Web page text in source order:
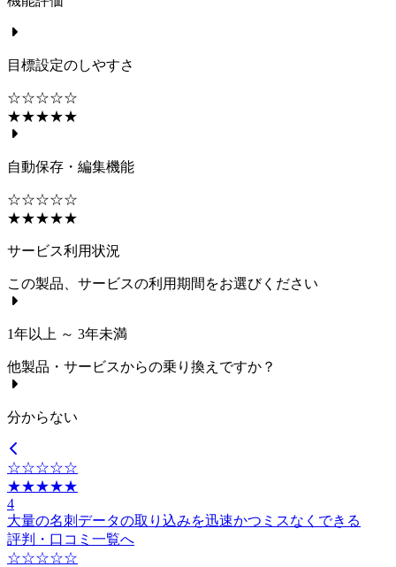
目標設定のしやすさ
☆☆☆☆☆
★★★★★
自動保存・編集機能
☆☆☆☆☆
★★★★★
サービス利用状況
この製品、サービスの利用期間をお選びください
1年以上 ～ 3年未満
他製品・サービスからの乗り換えですか？
分からない
☆☆☆☆☆
★★★★★
4
大量の名刺データの取り込みを迅速かつミスなくできる
評判・口コミ一覧へ
☆☆☆☆☆